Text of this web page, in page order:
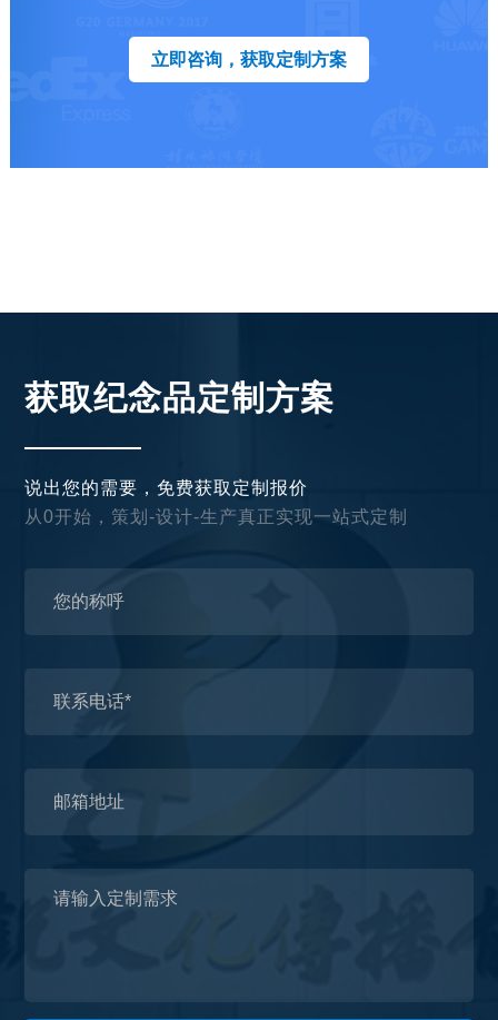
立即咨询，获取定制方案
获取纪念品定制方案
说出您的需要，免费获取定制报价
从0开始，策划-设计-生产真正实现一站式定制